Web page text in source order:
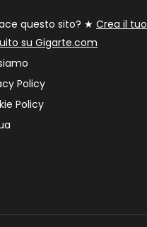
questo sito? ★ Crea il tuo
su Gigarte.com
Policy
Policy